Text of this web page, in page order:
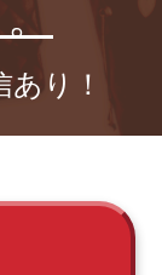
あり！